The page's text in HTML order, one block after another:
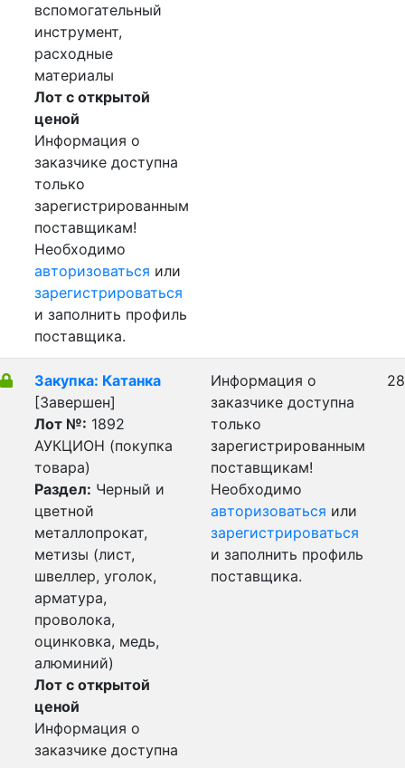
вспомогательный
инструмент,
расходные
материалы
Лот с открытой
ценой
Информация о
заказчике доступна
только
зарегистрированным
поставщикам!
Необходимо
авторизоваться или
зарегистрироваться
и заполнить профиль
поставщика.
Закупка: Катанка
[Завершен]
Лот №: 1892
АУКЦИОН (покупка
товара)
Раздел: Черный и
цветной
металлопрокат,
метизы (лист,
швеллер, уголок,
арматура,
проволока,
оцинковка, медь,
алюминий)
Лот с открытой
ценой
Информация о
заказчике доступна
Информация о
заказчике доступна
только
зарегистрированным
поставщикам!
Необходимо
авторизоваться или
зарегистрироваться
и заполнить профиль
поставщика.